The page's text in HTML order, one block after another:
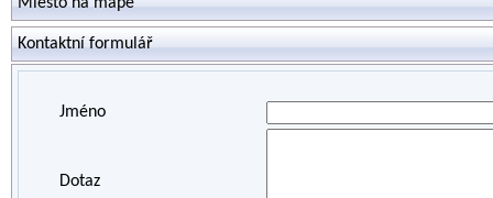
Kontaktní formulář
Jméno
Dotaz